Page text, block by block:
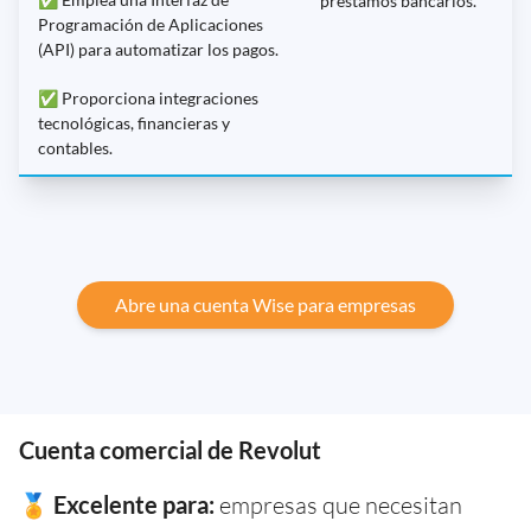
Programación de Aplicaciones
(API) para automatizar los pagos.
✅ Proporciona integraciones
tecnológicas, financieras y
contables.
Abre una cuenta Wise para empresas
Cuenta comercial de Revolut
🏅 Excelente para: empresas que necesitan